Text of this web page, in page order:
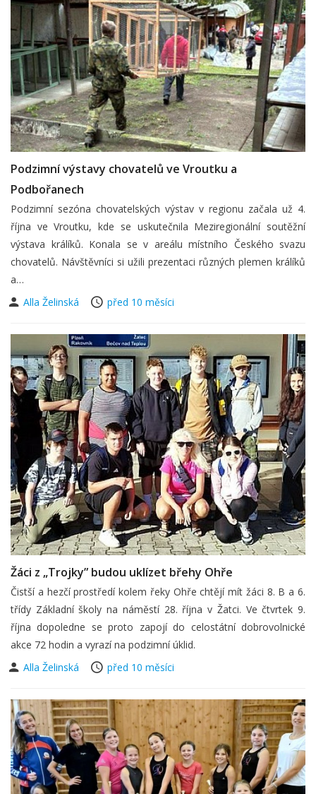
Podzimní výstavy chovatelů ve Vroutku a
Podbořanech
Podzimní sezóna chovatelských výstav v regionu začala už 4.
října ve Vroutku, kde se uskutečnila Meziregionální soutěžní
výstava králíků. Konala se v areálu místního Českého svazu
chovatelů. Návštěvníci si užili prezentaci různých plemen králíků
a…
Alla Želinská
před 10 měsíci
Žáci z „Trojky” budou uklízet břehy Ohře
Čistší a hezčí prostředí kolem řeky Ohře chtějí mít žáci 8. B a 6.
třídy Základní školy na náměstí 28. října v Žatci. Ve čtvrtek 9.
října dopoledne se proto zapojí do celostátní dobrovolnické
akce 72 hodin a vyrazí na podzimní úklid.
Alla Želinská
před 10 měsíci